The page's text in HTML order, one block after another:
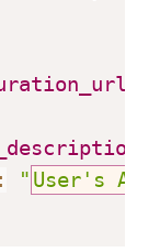
: " User's